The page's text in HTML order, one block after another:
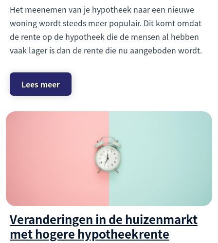
Het meenemen van je hypotheek naar een nieuwe
woning wordt steeds meer populair. Dit komt omdat
de rente op de hypotheek die de mensen al hebben
vaak lager is dan de rente die nu aangeboden wordt.
Lees meer
Veranderingen in de huizenmarkt
met hogere hypotheekrente